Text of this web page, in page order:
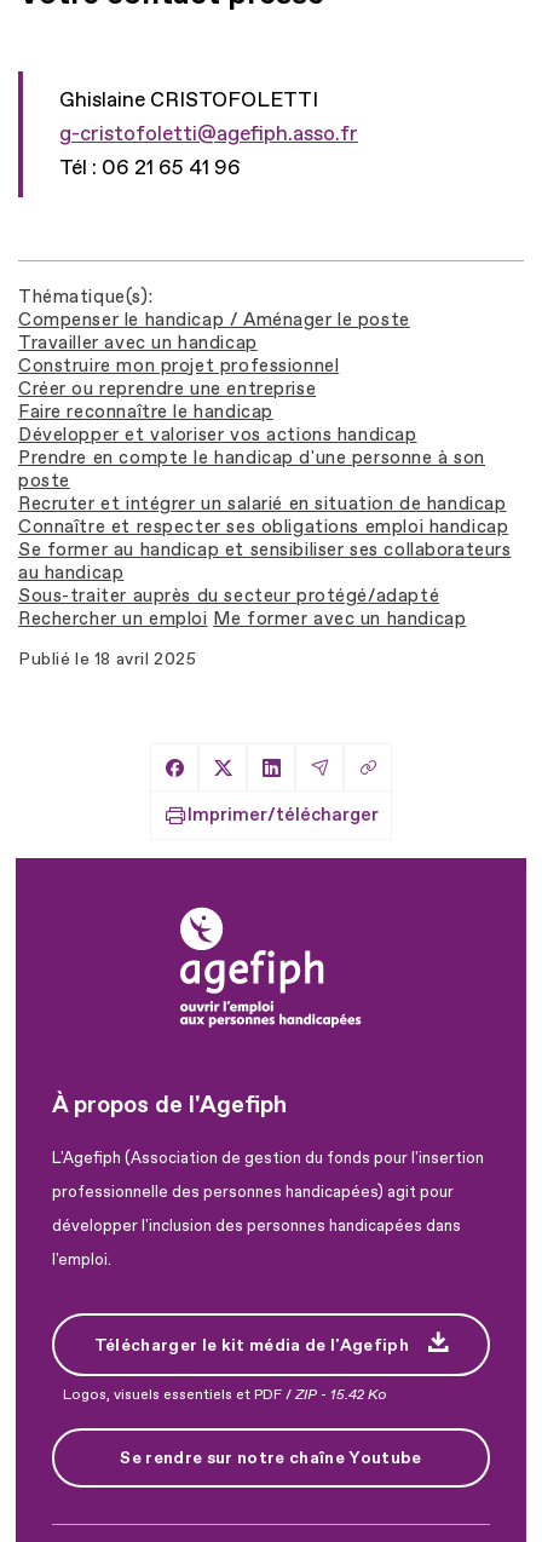
Ghislaine CRISTOFOLETTI
g-cristofoletti@agefiph.asso.fr
Tél : 06 21 65 41 96
Thématique(s)
Compenser le handicap / Aménager le poste
Travailler avec un handicap
Construire mon projet professionnel
Créer ou reprendre une entreprise
Faire reconnaître le handicap
Développer et valoriser vos actions handicap
Prendre en compte le handicap d'une personne à son
poste
Recruter et intégrer un salarié en situation de handicap
Connaître et respecter ses obligations emploi handicap
Se former au handicap et sensibiliser ses collaborateurs
au handicap
Sous-traiter auprès du secteur protégé/adapté
Rechercher un emploi Me former avec un handicap
Publié le 18 avril 2025
Partager sur Facebook
Partager sur X
Partager sur LinkedIn
Partager par Email
Copier le lien
Imprimer/télécharger
À propos de l'Agefiph
L'Agefiph (Association de gestion du fonds pour l'insertion
professionnelle des personnes handicapées) agit pour
développer l'inclusion des personnes handicapées dans
l'emploi.
Télécharger le kit média de l'Agefiph
Logos, visuels essentiels et PDF /ZIP - 15.42 Ko
Se rendre sur notre chaîne Youtube